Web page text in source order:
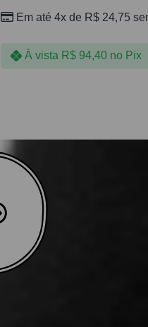
Em até 4x de R$24,75
À vista R$94,40 no Pix